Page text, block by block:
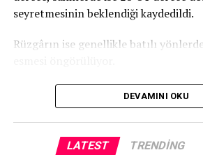
eğitim altyapısına önemli katkılar
gençlerin istihdam olanaklarını
seyretmesinin beklendiği kaydedildi.
Rüzgârın ise genellikle batılı
DEVAMINI OKU
LATEST TRENDING